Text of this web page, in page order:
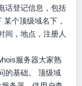
话登记信息，包括
个顶级域名下，
间，地点，注册人
服务器大家熟
的基础。 顶级域